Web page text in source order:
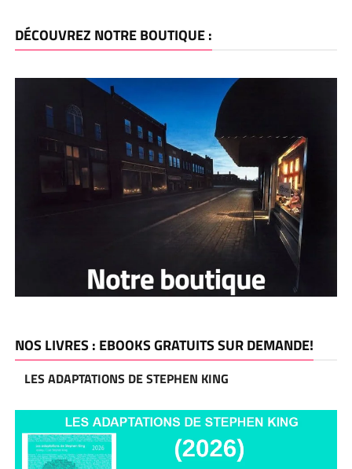
DÉCOUVREZ NOTRE BOUTIQUE :
NOS LIVRES : EBOOKS GRATUITS SUR DEMANDE!
LES ADAPTATIONS DE STEPHEN KING